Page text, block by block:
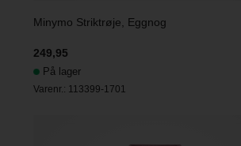
Minymo Striktrøje, Eggnog
249,95
På lager
Varenr.: 113399-1701